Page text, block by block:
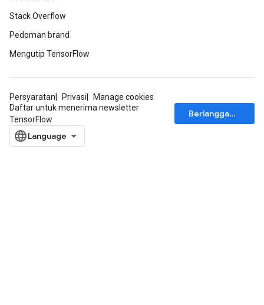
Stack Overflow
Pedoman brand
Mengutip TensorFlow
Persyaratan Privasi
Manage cookies
Daftar untuk menerima newsletter
TensorFlow
Berlangganan